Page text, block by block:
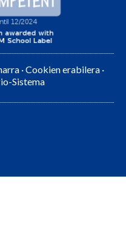
·Cookien erabilera ·
Sistema